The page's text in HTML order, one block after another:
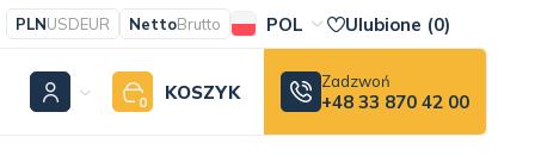
PLNUSDEUR NettoBrutto POL Ulubione (0)
0 KOSZYK Zadzwoń
+48 33 870 42 00